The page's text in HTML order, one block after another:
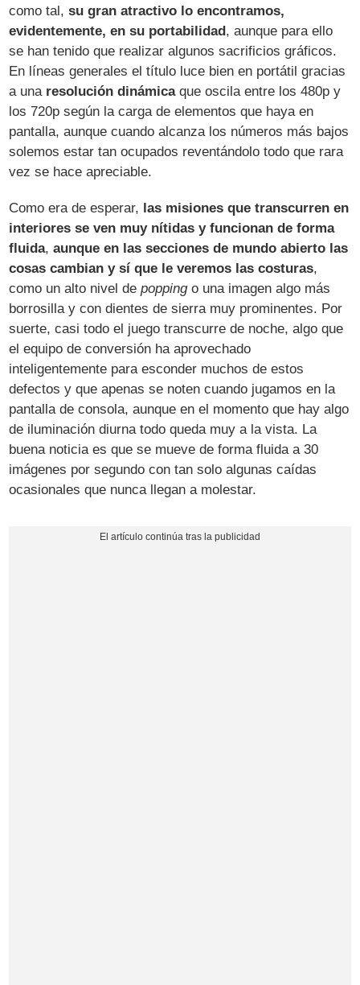
como tal,su gran atractivo lo encontramos,
evidentemente, en su portabilidad, aunque para ello
se han tenido que realizar algunos sacrificios gráficos.
En líneas generales el título luce bien en portátil gracias
a una resolución dinámicaque oscila entre los 480p y
los 720p según la carga de elementos que haya en
pantalla, aunque cuando alcanza los números más bajos
solemos estar tan ocupados reventándolo todo que rara
vez se hace apreciable.
Como era de esperar, las misiones que transcurren en
interiores se ven muy nítidas y funcionan de forma
fluida,aunque en las secciones de mundo abierto las
cosas cambian y sí que le veremos las costuras,
como un alto nivel depoppingo una imagen algo más
borrosilla y con dientes de sierra muy prominentes. Por
suerte, casi todo el juego transcurre de noche, algo que
el equipo de conversión ha aprovechado
inteligentemente para esconder muchos de estos
defectos y que apenas se noten cuando jugamos en la
pantalla de consola, aunque en el momento que hay algo
de iluminación diurna todo queda muy a la vista. La
buena noticia es que se mueve de forma fluida a 30
imágenes por segundo con tan solo algunas caídas
ocasionales que nunca llegan a molestar.